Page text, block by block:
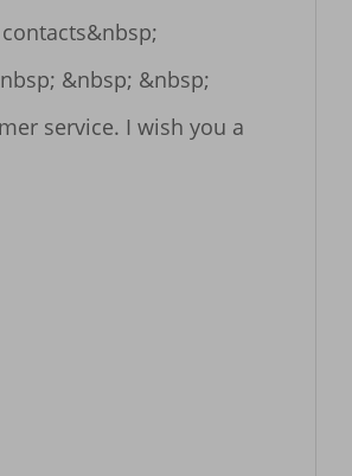
&nbsp; &nbsp;
service. I wish you a